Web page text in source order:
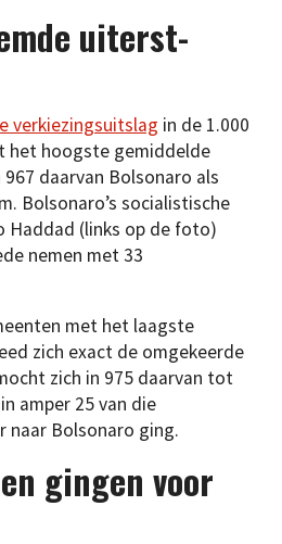
uiterst-
verkiezingsuitslag in de 1.000
het hoogste gemiddelde
daarvan Bolsonaro als
Bolsonaro’s socialistische
Haddad (links op de foto)
nemen met 33
met het laagste
zich exact de omgekeerde
zich in 975 daarvan tot
amper 25 van die
naar Bolsonaro ging.
gingen voor